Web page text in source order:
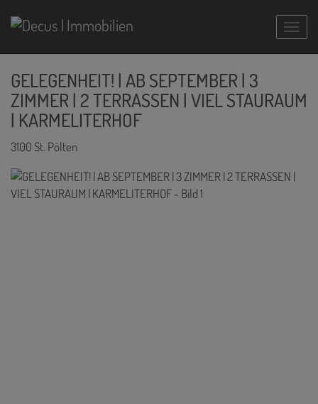
GELEGENHEIT! | AB SEPTEMBER | 3
ZIMMER | 2 TERRASSEN | VIEL STAURAUM
| KARMELITERHOF
3100 St. Pölten